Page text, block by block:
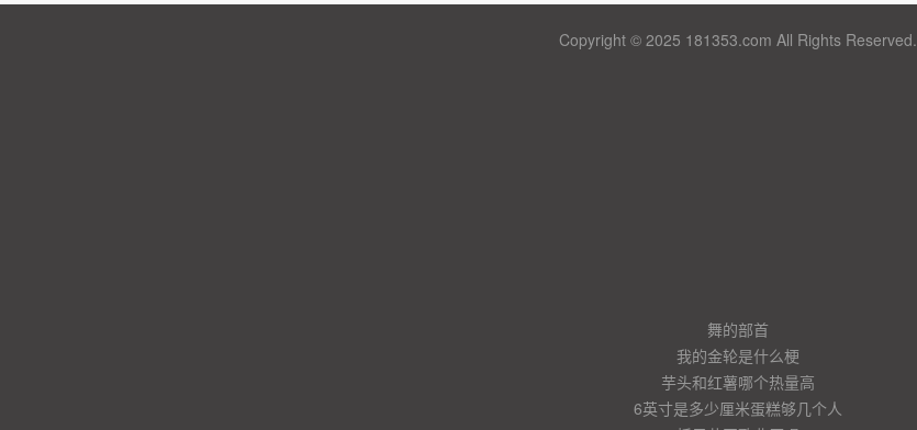
Copyright © 2025 181353.com All Rights Reserved.
舞的部首
我的金轮是什么梗
芋头和红薯哪个热量高
6英寸是多少厘米蛋糕够几个人